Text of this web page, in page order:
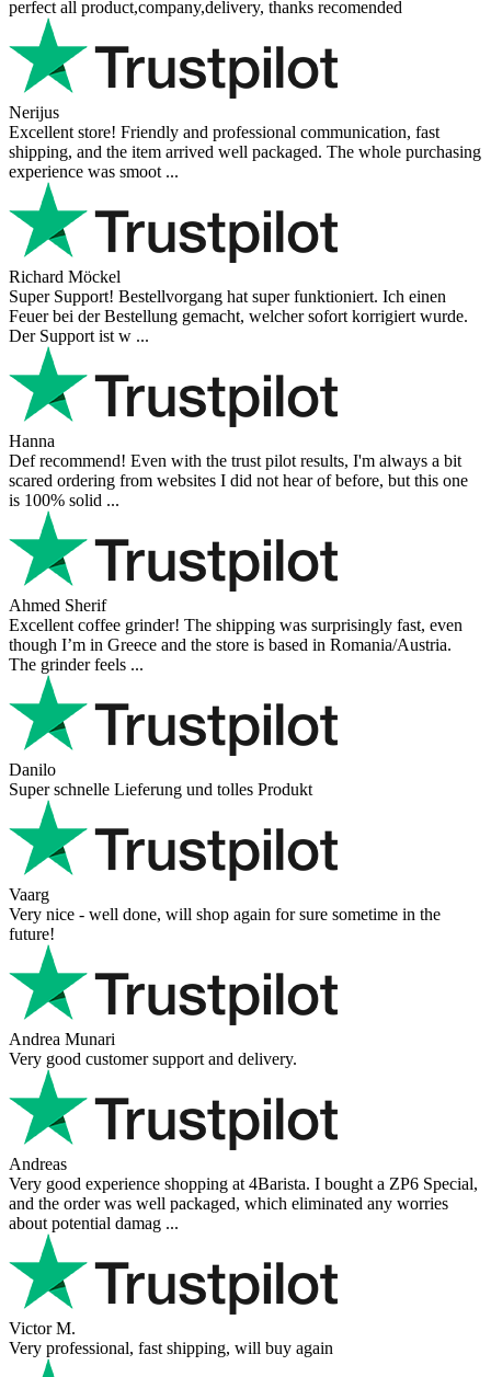
perfect all product,company,delivery, thanks recomended
Nerijus
Excellent store! Friendly and professional communication, fast
shipping, and the item arrived well packaged. The whole purchasing
experience was smoot ...
Richard Möckel
Super Support! Bestellvorgang hat super funktioniert. Ich einen
Feuer bei der Bestellung gemacht, welcher sofort korrigiert wurde.
Der Support ist w ...
Hanna
Def recommend! Even with the trust pilot results, I'm always a bit
scared ordering from websites I did not hear of before, but this one
is 100% solid ...
Ahmed Sherif
Excellent coffee grinder! The shipping was surprisingly fast, even
though I’m in Greece and the store is based in Romania/Austria.
The grinder feels ...
Danilo
Super schnelle Lieferung und tolles Produkt
Vaarg
Very nice - well done, will shop again for sure sometime in the
future!
Andrea Munari
Very good customer support and delivery.
Andreas
Very good experience shopping at 4Barista. I bought a ZP6 Special,
and the order was well packaged, which eliminated any worries
about potential damag ...
Victor M.
Very professional, fast shipping, will buy again